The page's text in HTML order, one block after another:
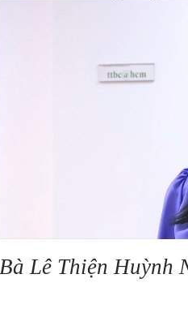
Bà Lê Thiện Huỳnh